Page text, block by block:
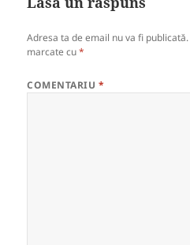
Adresa ta de email nu va fi publicată.
marcate cu*
COMENTARIU *